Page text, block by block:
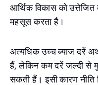
आर्थिक विकास को
महसूस करता है।
अत्यधिक उच्च ब्याज दरें
हैं, लेकिन कम दरें जल्दी से
सकती हैं। इसी कारण नीति